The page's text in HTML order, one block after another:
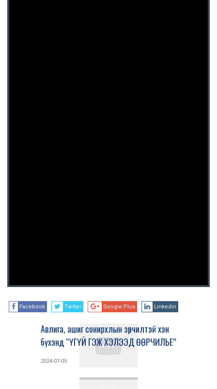
Facebook Twitter Google Plus Linkedin
Авлига, ашиг сонирхлын зөрчилтэй хэн
бүхэнд “ҮГҮЙ ГЭЖ ХЭЛЭЭД ӨӨРЧИЛЬЕ”
2024-07-05